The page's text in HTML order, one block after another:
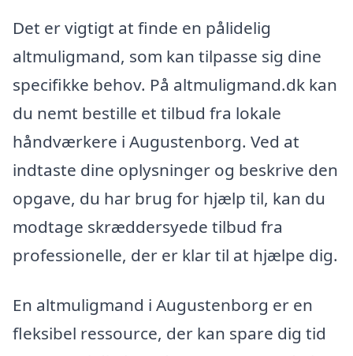
Det er vigtigt at finde en pålidelig
altmuligmand, som kan tilpasse sig dine
specifikke behov. På altmuligmand.dk kan
du nemt bestille et tilbud fra lokale
håndværkere i Augustenborg. Ved at
indtaste dine oplysninger og beskrive den
opgave, du har brug for hjælp til, kan du
modtage skræddersyede tilbud fra
professionelle, der er klar til at hjælpe dig.
En altmuligmand i Augustenborg er en
fleksibel ressource, der kan spare dig tid